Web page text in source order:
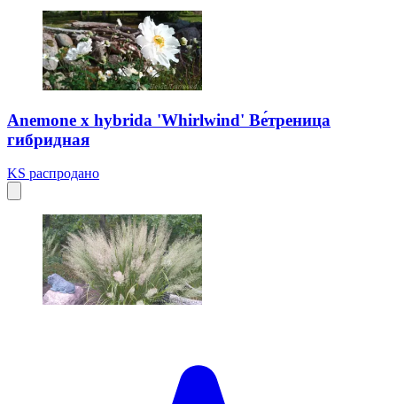
Anemone x hybrida 'Whirlwind' Ве́треница
гибридная
KS распродано